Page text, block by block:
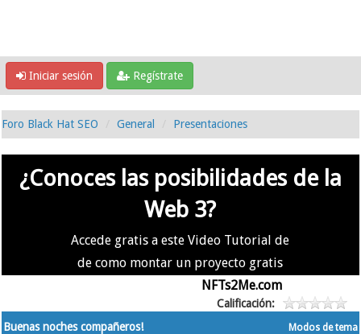
Iniciar sesión Regístrate
Foro Black Hat SEO General Presentaciones
¿Conoces las posibilidades de la
Web 3?
Accede gratis a este Video Tutorial de
de como montar un proyecto gratis
NFTs2Me.com
Calificación:
Modos de tema
Buenas noches compañeros!